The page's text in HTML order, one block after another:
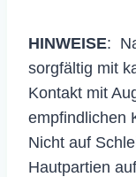
HINWEISE:
sorgfältig mit
Kontakt mit
empfindlichen
Nicht auf
Hautpartien